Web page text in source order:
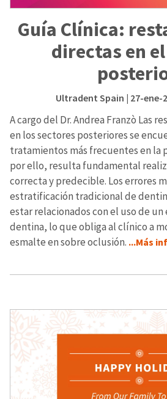
Guía Clínica:
directas en
Ultradent Spain | 27-ene-
A cargo del Dr. Andrea Franzò Las
en los sectores posteriores se
tratamientos más frecuentes en la
por ello, resulta fundamental
correcta y predecible. Los errores
estratificación tradicional de
estar relacionados con el uso de un
dentina, lo que obliga al clínico a
esmalte en sobre oclusión. ...Más